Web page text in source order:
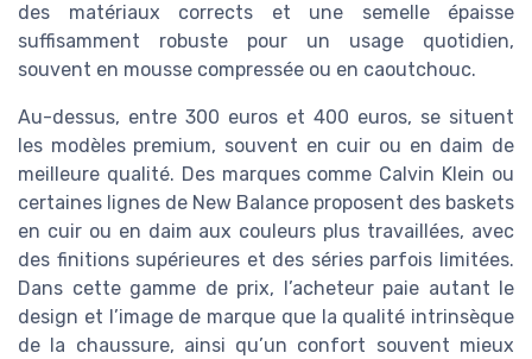
des matériaux corrects et une semelle épaisse
suffisamment robuste pour un usage quotidien,
souvent en mousse compressée ou en caoutchouc.
Au-dessus, entre 300 euros et 400 euros, se situent
les modèles premium, souvent en cuir ou en daim de
meilleure qualité. Des marques comme Calvin Klein ou
certaines lignes de New Balance proposent des baskets
en cuir ou en daim aux couleurs plus travaillées, avec
des finitions supérieures et des séries parfois limitées.
Dans cette gamme de prix, l’acheteur paie autant le
design et l’image de marque que la qualité intrinsèque
de la chaussure, ainsi qu’un confort souvent mieux